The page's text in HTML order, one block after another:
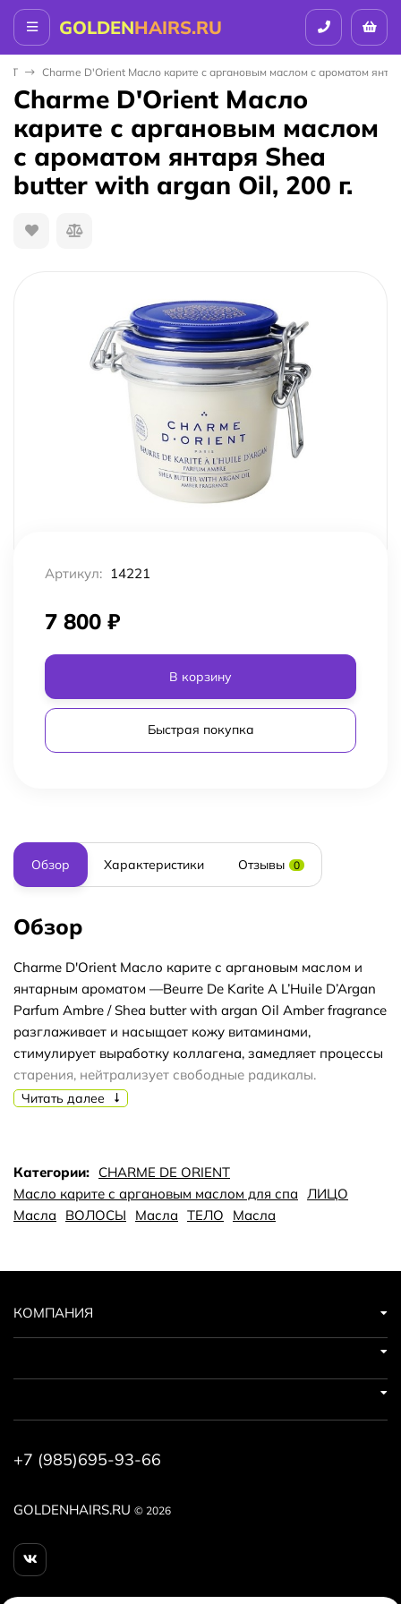
GOLDENHAIRS.RU
Charme D'Orient Масло карите с аргановым маслом с ароматом
Charme D'Orient Масло
карите с аргановым маслом
с ароматом янтаря Shea
butter with argan Oil, 200 г.
Артикул: 14221
7 800 ₽
В корзину
Быстрая покупка
Обзор Характеристики Отзывы 0
Обзор
Charme D'Orient Масло карите с аргановым маслом и
янтарным ароматом —Beurre De Karite A L’Huile D’Argan
Parfum Ambre / Shea butter with argan Oil Amber fragrance
разглаживает и насыщает кожу витаминами,
стимулирует выработку коллагена, замедляет процессы
старения, нейтрализует свободные радикалы.
Применять как питательный бальзам для лица и тела
обогащенное органическим аргановым маслом —100%
натуральное, парфюмерная композиция.
Читать далее
Категории: CHARME DE ORIENT
Масло карите с аргановым маслом для спа
ЛИЦО
Масла
ВОЛОСЫ Масла ТЕЛО Масла
GOLDENHAIRS.RU © 2026
КОМПАНИЯ
+7 (985)695-93-66